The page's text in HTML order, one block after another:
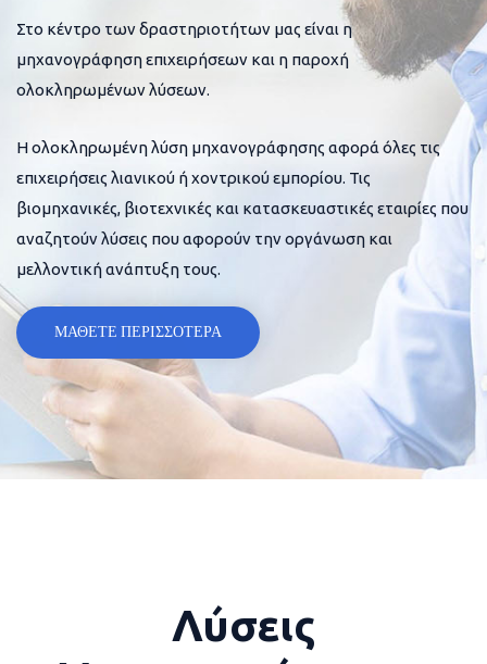
Στο κέντρο των δραστηριοτήτων μας είναι η
μηχανογράφηση επιχειρήσεων και η παροχή
ολοκληρωμένων λύσεων.
Η ολοκληρωμένη λύση μηχανογράφησης αφορά όλες τις
επιχειρήσεις λιανικού ή χοντρικού εμπορίου. Τις
βιομηχανικές, βιοτεχνικές και κατασκευαστικές εταιρίες που
αναζητούν λύσεις που αφορούν την οργάνωση και
μελλοντική ανάπτυξη τους.
ΜΑΘΕΤΕ ΠΕΡΙΣΣΟΤΕΡΑ
Λύσεις